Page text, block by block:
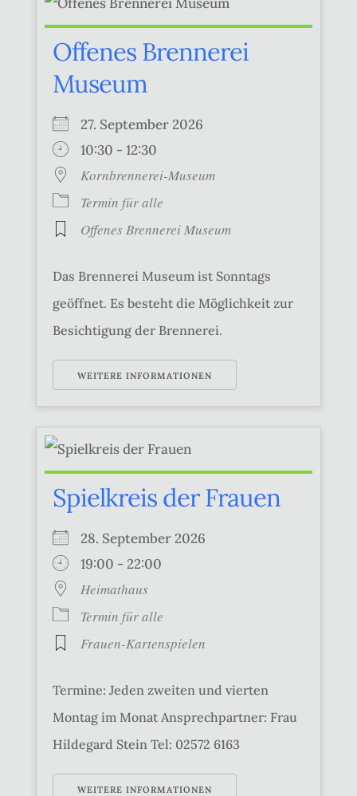
Offenes Brennerei
Museum
27. September 2026
10:30 - 12:30
Kornbrennerei-Museum
Termin für alle
Offenes Brennerei Museum
Das Brennerei Museum ist Sonntags
geöffnet. Es besteht die Möglichkeit zur
Besichtigung der Brennerei.
WEITERE INFORMATIONEN
Spielkreis der Frauen
28. September 2026
19:00 - 22:00
Heimathaus
Termin für alle
Frauen-Kartenspielen
Termine: Jeden zweiten und vierten
Montag im Monat Ansprechpartner: Frau
Hildegard Stein Tel: 02572 6163
WEITERE INFORMATIONEN